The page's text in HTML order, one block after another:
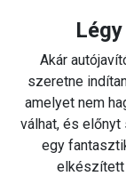
Akár
szeretne
amelyet nem
válhat, és előnyt
egy
elkészített